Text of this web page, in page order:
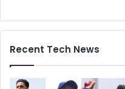
Recent Tech News